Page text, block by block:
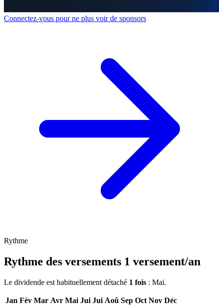
Connectez-vous pour ne plus voir de sponsors
Rythme
Rythme des versements 1 versement/an
Le dividende est habituellement détaché 1 fois : Mai.
Jan Fév Mar Avr Mai Jui Jui Aoû Sep Oct Nov Déc